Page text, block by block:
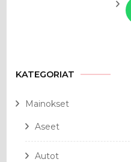
KATEGORIAT
Mainokset
Aseet
Autot